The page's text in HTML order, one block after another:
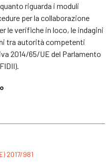
riguarda i moduli
per la collaborazione
le verifiche in loco, le indagini
tra autorità competenti
2014/65/UE del Parlamento
2017/981